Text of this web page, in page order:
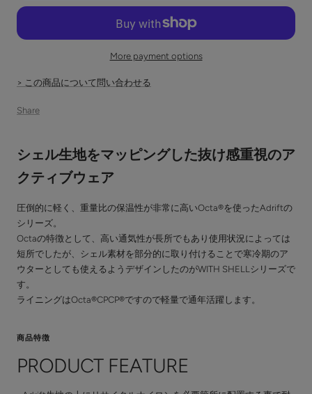
More payment options
> この商品について問い合わせる
Share
シェル生地をマッピングした抜け感重視のア
クティブウェア
圧倒的に軽く、重量比の保温性が非常に高いOcta®を使ったAdriftの
シリーズ。
Octaの特徴として、高い通気性が長所でもあり使用状況によっては
短所でしたが、シェル素材を部分的に取り付けることで寒冷期のア
ウターとしても使えるようデザインしたのがWITH SHELLシリーズで
す。
ライニングはOcta®CPCP®ですので軽量で通年活躍します。
商品特徴
PRODUCT FEATURE